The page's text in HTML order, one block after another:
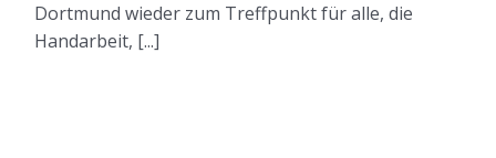
Dortmund wieder zum Treffpunkt für alle, die
Handarbeit, [...]